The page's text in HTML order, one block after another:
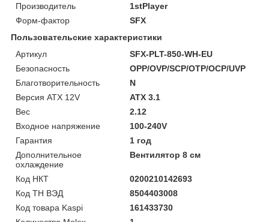
Производитель
1stPlayer
Форм-фактор
SFX
Пользовательские характеристики
Артикул
SFX-PLT-850-WH-EU
Безопасность
OPP/OVP/SCP/OTP/OCP/UVP
Благотворительность
N
Версия ATX 12V
ATX 3.1
Вес
2.12
Входное напряжение
100-240V
Гарантия
1 год
Дополнительное
охлаждение
Вентилятор 8 см
Код НКТ
0200210142693
Код ТН ВЭД
8504403008
Код товара Kaspi
161433730